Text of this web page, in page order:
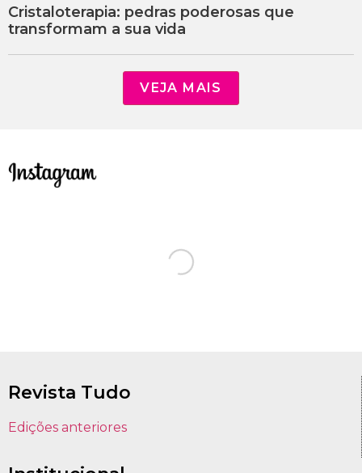
Cristaloterapia: pedras poderosas que
transformam a sua vida
VEJA MAIS
Revista Tudo
Edições anteriores